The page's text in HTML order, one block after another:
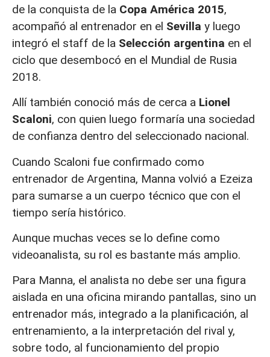
de la conquista de la Copa América 2015,
acompañó al entrenador en el Sevilla y luego
integró el staff de la Selección argentina en el
ciclo que desembocó en el Mundial de Rusia
2018.
Allí también conoció más de cerca a Lionel
Scaloni, con quien luego formaría una sociedad
de confianza dentro del seleccionado nacional.
Cuando Scaloni fue confirmado como
entrenador de Argentina, Manna volvió a Ezeiza
para sumarse a un cuerpo técnico que con el
tiempo sería histórico.
Aunque muchas veces se lo define como
videoanalista, su rol es bastante más amplio.
Para Manna, el analista no debe ser una figura
aislada en una oficina mirando pantallas, sino un
entrenador más, integrado a la planificación, al
entrenamiento, a la interpretación del rival y,
sobre todo, al funcionamiento del propio